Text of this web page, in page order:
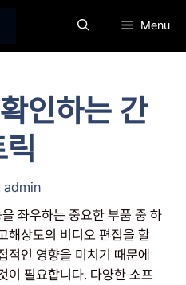
Menu
인하는 간
admin
좌우하는 중요한 부품 중 하
해상도의 비디오 편집을 할
적인 영향을 미치기 때문에
이 필요합니다. 다양한 소프